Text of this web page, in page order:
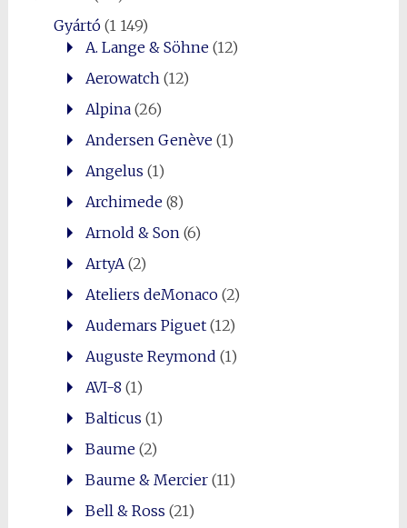
Gyártó(1 149)
A. Lange & Söhne(12)
Aerowatch (12)
Alpina(26)
Andersen Genève(1)
Angelus (1)
Archimede(8)
Arnold & Son (6)
ArtyA (2)
Ateliers deMonaco(2)
Audemars Piguet(12)
Auguste Reymond (1)
AVI-8 (1)
Balticus (1)
Baume(2)
Baume & Mercier(11)
Bell & Ross (21)